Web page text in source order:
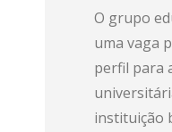
O grupo
uma vaga
perfil para
instituição